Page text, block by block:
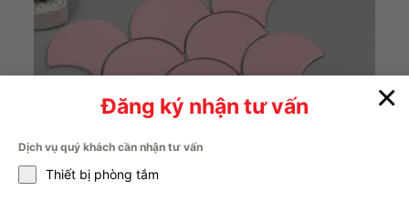
Đăng ký nhận tư vấn
Dịch vụ quý khách cần nhận tư vấn
Thiết bị phòng tắm
×